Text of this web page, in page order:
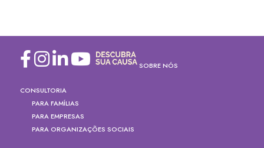
SOBRE NÓS
CONSULTORIA
PARA FAMÍLIAS
PARA EMPRESAS
PARA ORGANIZAÇÕES SOCIAIS